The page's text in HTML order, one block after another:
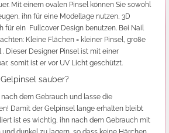
Mit einem ovalen Pinsel können Sie sowohl
ihn für eine Modellage nutzen, 3D
für ein Fullcover Design benutzen. Bei Nail
Kleine Flächen = kleiner Pinsel, große
. Dieser Designer Pinsel ist mit einer
somit ist er vor UV Licht geschützt.
sauber?
dem Gebrauch und lasse die
Damit der Gelpinsel lange erhalten bleibt
ist es wichtig, ihn nach dem Gebrauch mit